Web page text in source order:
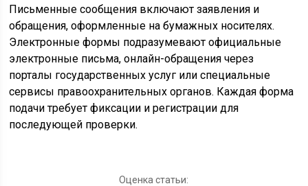
Письменные сообщения включают заявления и
обращения, оформленные на бумажных носителях.
Электронные формы подразумевают официальные
электронные письма, онлайн-обращения через
порталы государственных услуг или специальные
сервисы правоохранительных органов. Каждая форма
подачи требует фиксации и регистрации для
последующей проверки.
Оценка статьи: